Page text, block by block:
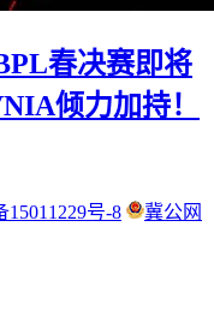
春决赛即将
倾力加持！
15011229号-8
冀公网